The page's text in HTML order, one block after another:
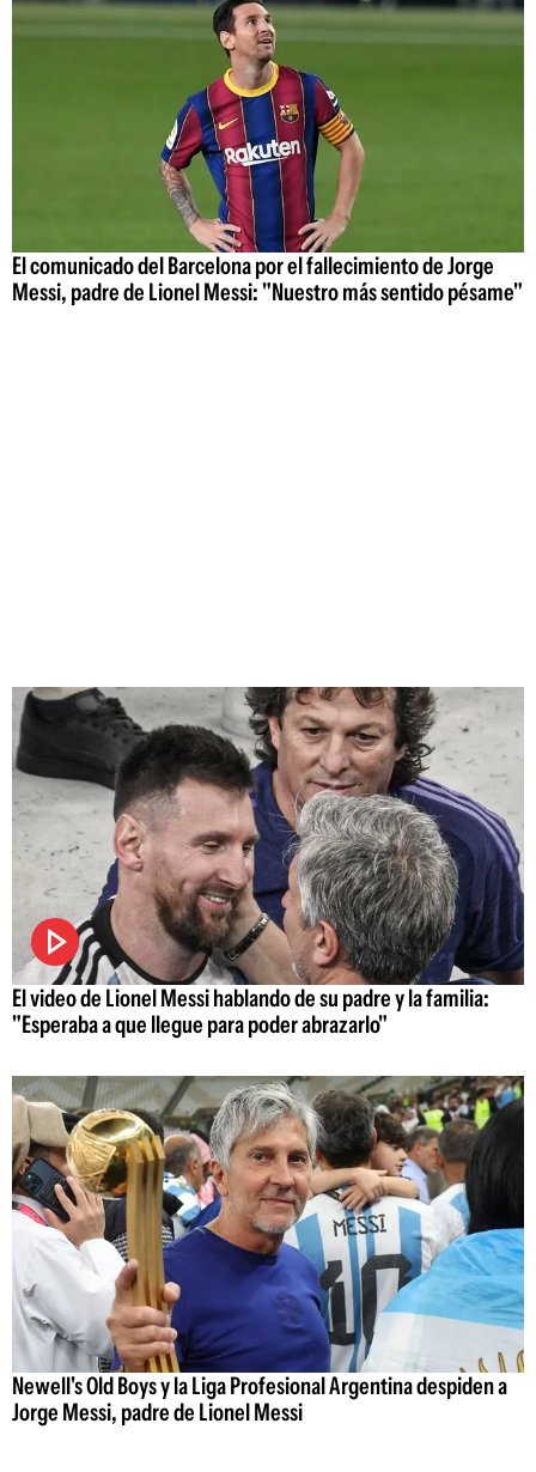
El comunicado del Barcelona por el fallecimiento de Jorge
Messi, padre de Lionel Messi: "Nuestro más sentido pésame"
El video de Lionel Messi hablando de su padre y la familia:
"Esperaba a que llegue para poder abrazarlo"
Newell's Old Boys y la Liga Profesional Argentina despiden a
Jorge Messi, padre de Lionel Messi